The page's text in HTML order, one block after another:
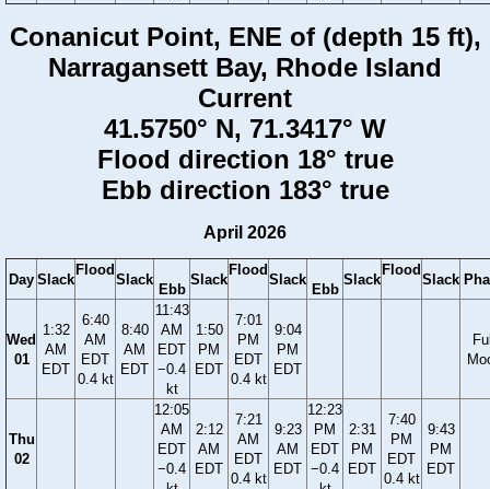
Conanicut Point, ENE of (depth 15 ft),
Narragansett Bay, Rhode Island
Current
41.5750° N, 71.3417° W
Flood direction 18° true
Ebb direction 183° true
April 2026
Day Slack
Flood
Slack
Ebb
Slack
Flood
Slack
Ebb
Slack
Flood
Slack
Wed
01
1:32
AM
EDT
6:40
AM
EDT
0.4 kt
8:40
AM
EDT
11:43
AM
EDT
−0.4
kt
1:50
PM
EDT
7:01
PM
EDT
0.4 kt
9:04
PM
EDT
Thu
02
12:05
AM
EDT
−0.4
2:12
AM
EDT
7:21
AM
EDT
0.4 kt
9:23
AM
EDT
12:23
PM
EDT
−0.4
2:31
PM
EDT
7:40
PM
EDT
0.4 kt
9:43
PM
EDT